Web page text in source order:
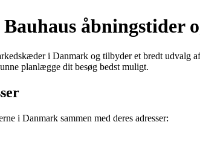
åbningstider
i Danmark og tilbyder et bredt
planlægge dit besøg bedst muligt.
i Danmark sammen med deres adresser: